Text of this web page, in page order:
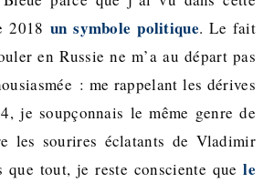
2018 un symbole politique. Le fait
en Russie ne m’a au départ pas
: me rappelant les dérives
je soupçonnais le même genre de
les sourires éclatants de Vladimir
que tout, je reste consciente quele